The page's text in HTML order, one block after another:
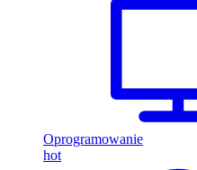
Oprogramowanie
hot